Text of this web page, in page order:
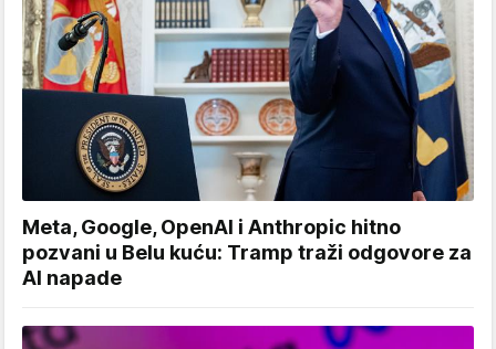
Meta, Google, OpenAI i Anthropic hitno
pozvani u Belu kuću: Tramp traži odgovore za
AI napade